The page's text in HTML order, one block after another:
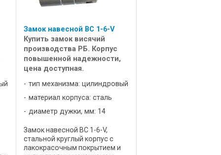
Замок навесной ВС 1-6-V
Купить замок висячий
производства РБ. Корпус
повышенной надежности,
цена доступная.
тип механизма: цилиндровый
материал корпуса: сталь
диаметр дужки, мм: 14
Замок навесной ВС 1-6-V,
стальной круглый корпус с
лакокрасочным покрытием и